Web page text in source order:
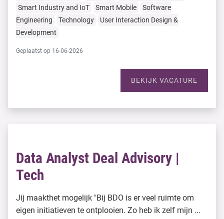
Smart Industry and IoT
Smart Mobile
Software
Engineering
Technology
User Interaction Design &
Development
Geplaatst op 16-06-2026
BEKIJK VACATURE
Data Analyst Deal Advisory |
Tech
Jij maakthet mogelijk "Bij BDO is er veel ruimte om
eigen initiatieven te ontplooien. Zo heb ik zelf mijn ...